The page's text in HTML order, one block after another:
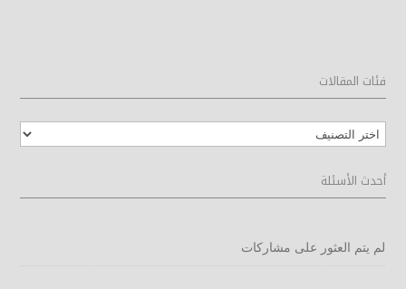
فئات المقالات
فئات
المقالات
أحدث الأسئلة
لم يتم العثور على مشاركات